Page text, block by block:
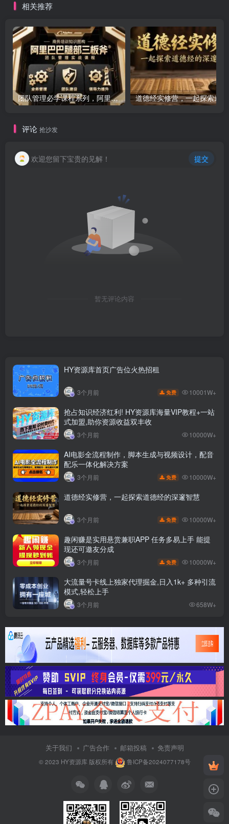
相关推荐
团队管理必学课程系列，阿里巴巴“腿部三板斧”
评论 抢沙发
欢迎您留下宝贵的见解！ 提交
暂无评论内容
HY资源库首页广告位火热招租
3个月前 免费 10001W+
抢占知识经济红利! HY资源库海量VIP教程+一站
式加盟,助你资源收益双丰收
3个月前 10000W+
AI电影全流程制作，脚本生成与视频设计，配音
配乐一体化解决方案
3个月前 免费 10000W+
道德经实修营，一起探索道德经的深邃智慧
3个月前 免费 10000W+
趣闲赚是实用悬赏兼职APP 任务多易上手 能提
现还可邀友分成
3个月前 免费 10000W+
大流量号卡线上独家代理掘金,日入1k+ 多种引流
模式,轻松上手
3个月前 658W+
关于我们 广告合作 邮箱投稿 免责声明
© 2023 HY资源库版权所有 鲁ICP备2024077178号